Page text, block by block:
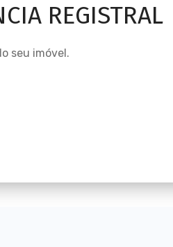
REGISTRAL
seu imóvel.